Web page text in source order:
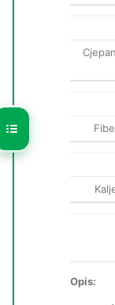
Opis: